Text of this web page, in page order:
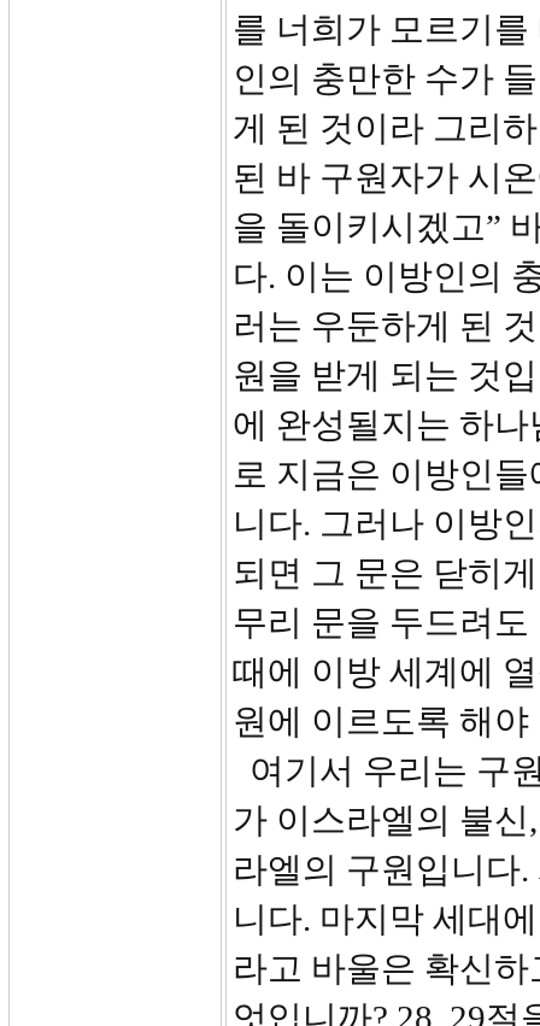
를 너희가 모르기
인의 충만한 수가
게 된 것이라 그리
된 바 구원자가 시
을 돌이키시겠고”
다. 이는 이방인의
러는 우둔하게 된
원을 받게 되는 것
에 완성될지는 하
로 지금은 이방인
니다. 그러나 이방
되면 그 문은 닫히
무리 문을 두드려
때에 이방 세계에
원에 이르도록 해
여기서 우리는 구
가 이스라엘의 불
라엘의 구원입니다
니다. 마지막 세대
라고 바울은 확신
엇입니까? 28, 29